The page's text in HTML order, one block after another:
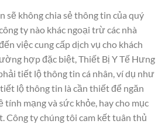
sẽ không chia sẻ thông tin của quý
ty nào khác ngoại trừ các nhà
việc cung cấp dịch vụ cho khách
hợp đặc biệt, Thiết Bị Y Tế Hưng
tiết lộ thông tin cá nhân, ví dụ như
lộ thông tin là cần thiết để ngăn
tính mạng và sức khỏe, hay cho mục
Công ty chúng tôi cam kết tuân thủ